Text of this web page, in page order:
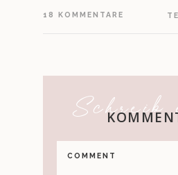
18 KOMMENTARE
Schreib